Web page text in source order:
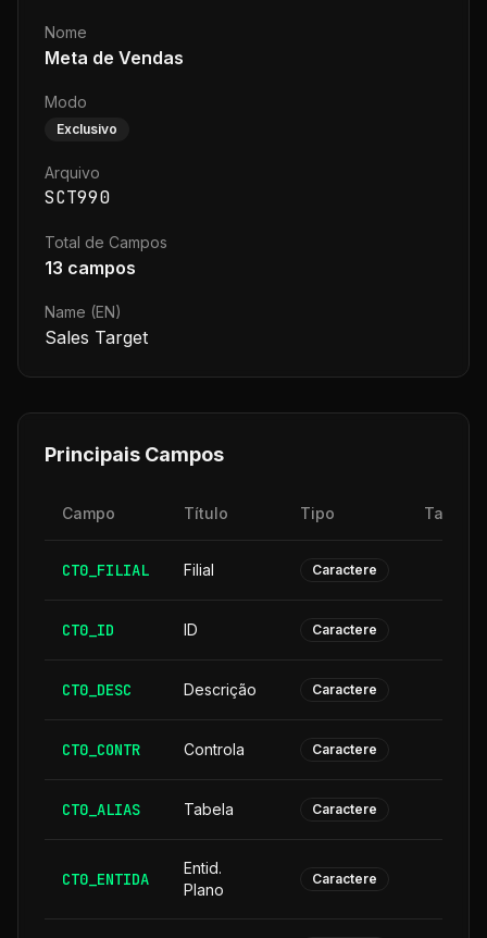
Nome
Meta de Vendas
Modo
Exclusivo
Arquivo
SCT990
Total de Campos
13 campos
Name (EN)
Sales Target
Principais Campos
Campo Título Tipo
CT0_FILIAL Filial Caractere
CT0_ID ID Caractere
CT0_DESC Descrição Caractere
CT0_CONTR Controla Caractere
CT0_ALIAS Tabela Caractere
CT0_ENTIDA
Entid.
Plano
Caractere